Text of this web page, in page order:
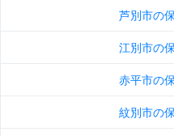
芦別市の
江別市の
赤平市の
紋別市の